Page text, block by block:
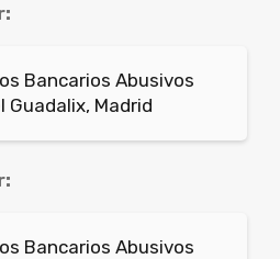
Bancarios Abusivos
Guadalix, Madrid
Bancarios Abusivos